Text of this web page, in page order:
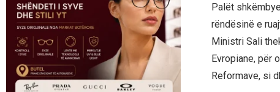
Palët
rëndësinë e
Ministri Sali
Evropiane, për
Reformave, si